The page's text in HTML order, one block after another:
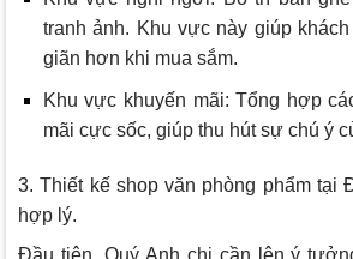
tranh ảnh. Khu vực này giúp
giãn hơn khi mua sắm.
Khu vực khuyến mãi: Tổng hợp
mãi cực sốc, giúp thu hút sự chú ý
3. Thiết kế shop văn phòng phẩm tại
hợp lý.
Đầu tiên, Quý Anh chị cần lên ý